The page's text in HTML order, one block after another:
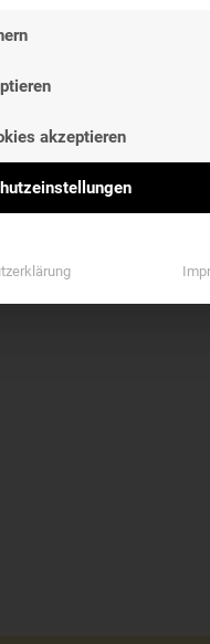
akzeptieren